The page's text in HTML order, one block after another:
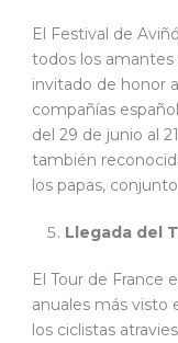
El Festival de
todos los
invitado de honor
compañías
del 29 de junio al
también
los papas,
Llegada del
El Tour de France
anuales más visto
los ciclistas